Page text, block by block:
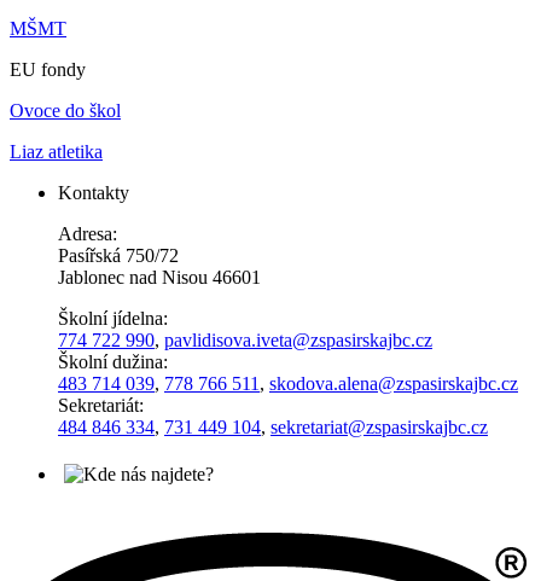
MŠMT
EU fondy
Ovoce do škol
Liaz atletika
Kontakty
Adresa:
Pasířská 750/72
Jablonec nad Nisou 46601
Školní jídelna:
774 722 990, pavlidisova.iveta@zspasirskajbc.cz
Školní dužina:
483 714 039, 778 766 511 , skodova.alena@zspasirskajbc.cz
Sekretariát:
484 846 334, 731 449 104, sekretariat@zspasirskajbc.cz